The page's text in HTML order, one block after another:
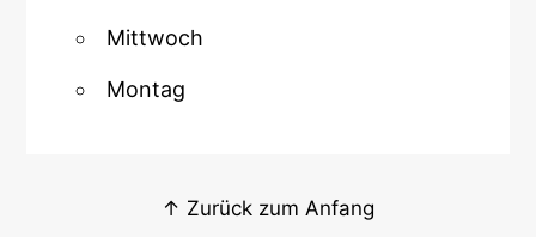
Mittwoch
Montag
↑ Zurück zum Anfang